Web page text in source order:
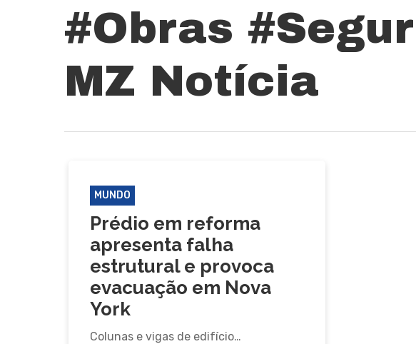
#Obras
MZ Notícia
MUNDO
Prédio em reforma
apresenta falha
estrutural e provoca
evacuação em Nova
York
Colunas e vigas de edifício…